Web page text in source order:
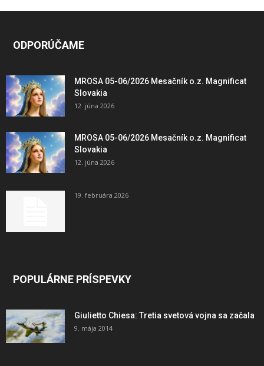
ODPORÚČAME
MROSA 05-06/2026 Mesačník o.z. Magnificat
Slovakia
12. júna 2026
MROSA 05-06/2026 Mesačník o.z. Magnificat
Slovakia
12. júna 2026
19. februára 2026
POPULÁRNE PRÍSPEVKY
Giulietto Chiesa: Tretia svetová vojna sa začala
9. mája 2014